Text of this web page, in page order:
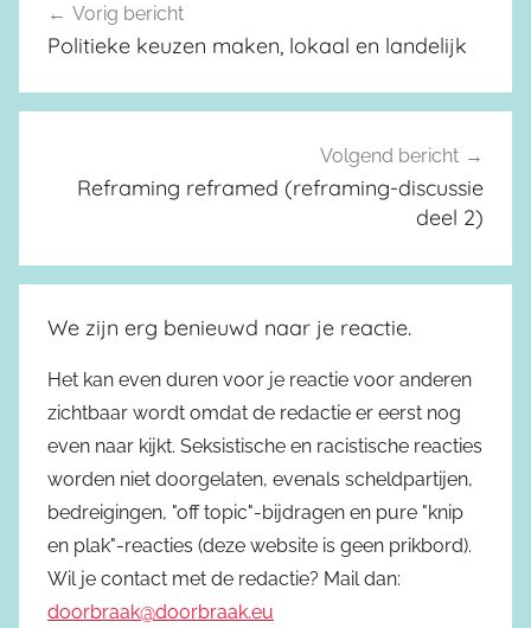
Berichtnavigatie
Vorig bericht
Politieke keuzen maken, lokaal en landelijk
Volgend bericht
Reframing reframed (reframing-discussie
deel 2)
We zijn erg benieuwd naar je reactie.
Het kan even duren voor je reactie voor anderen
zichtbaar wordt omdat de redactie er eerst nog
even naar kijkt. Seksistische en racistische reacties
worden niet doorgelaten, evenals scheldpartijen,
bedreigingen, "off topic"-bijdragen en pure "knip
en plak"-reacties (deze website is geen prikbord).
Wil je contact met de redactie? Mail dan:
doorbraak@doorbraak.eu